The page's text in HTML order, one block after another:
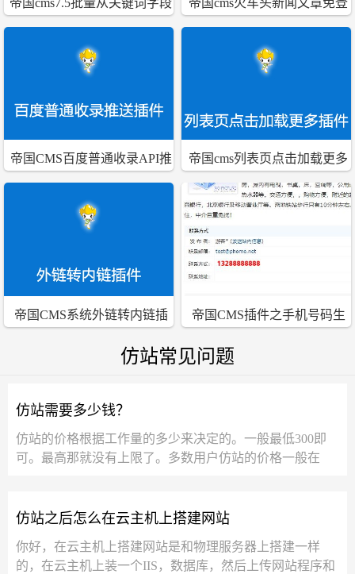
复制到TAG字段中插件
陆发布接口和web发布模块
帝国CMS百度普通收录API推
送插件下载
帝国cms列表页点击加载更多
ajax插件
帝国CMS系统外链转内链插
帝国CMS插件之手机号码生
仿站常见问题
仿站需要多少钱？
仿站的价格根据工作量的多少来决定的。一般最低300即
可。最高那就没有上限了。多数用户仿站的价格一般在
仿站之后怎么在云主机上搭建网站
你好，在云主机上搭建网站是和物理服务器上搭建一样
的，在云主机上装一个IIS，数据库，然后上传网站程序和